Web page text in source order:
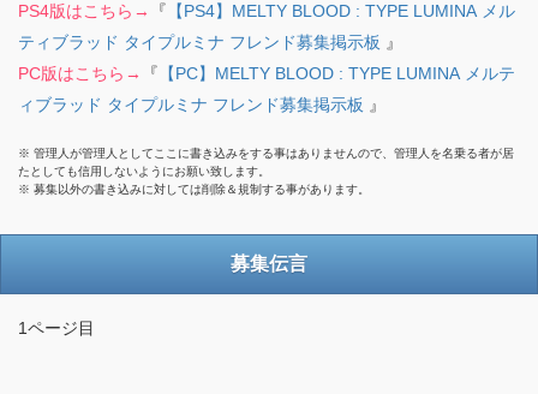
PS4版はこちら→ 『 【PS4】MELTY BLOOD : TYPE LUMINA メル
ティブラッド タイプルミナ フレンド募集掲示板 』
PC版はこちら→
『 【PC】MELTY BLOOD : TYPE LUMINA メルテ
ィブラッド タイプルミナ フレンド募集掲示板 』
※ 管理人が管理人としてここに書き込みをする事はありませんので、管理人を名乗る者が居
たとしても信用しないようにお願い致します。
※ 募集以外の書き込みに対しては削除＆規制する事があります。
募集伝言
1ページ目